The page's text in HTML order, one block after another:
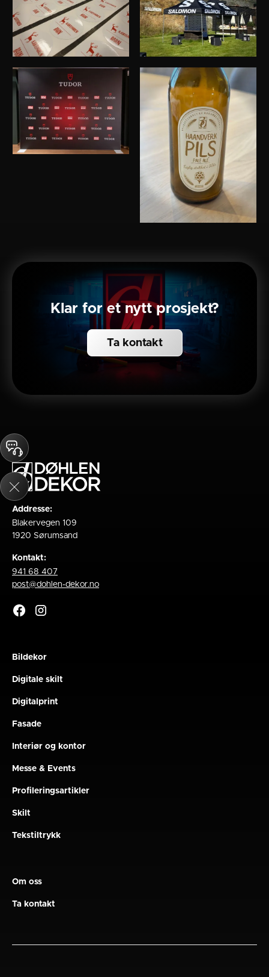
Klar for et nytt prosjekt?
Ta kontakt
Addresse:
Blakervegen 109
1920 Sørumsand
Kontakt:
941 68 407
post@dohlen-dekor.no
Bildekor
Digitale skilt
Digitalprint
Fasade
Interiør og kontor
Messe & Events
Profileringsartikler
Skilt
Tekstiltrykk
Om oss
Ta kontakt